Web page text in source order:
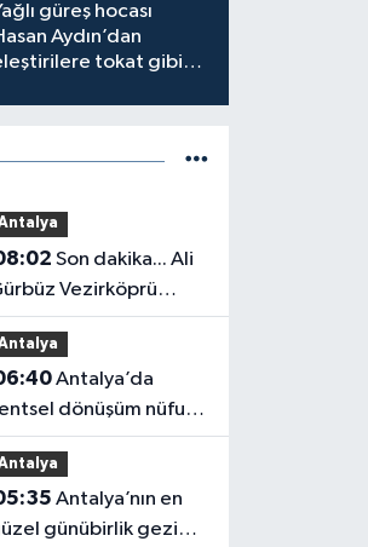
güreş hocası
Aydın’dan
tokat gibi
Vezirköprü
yok...
başpehlivanın
sistemden silindi
Antalya’da
dönüşüm nüfusu
günübirlik gezi